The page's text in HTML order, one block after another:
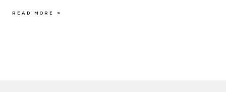
READ MORE »